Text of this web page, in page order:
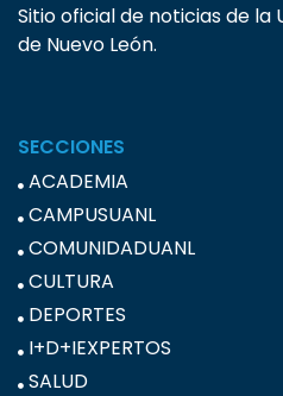
Sitio oficial de noticias de la
de Nuevo León.
SECCIONES
ACADEMIA
CAMPUSUANL
COMUNIDADUANL
CULTURA
DEPORTES
I+D+IEXPERTOS
SALUD